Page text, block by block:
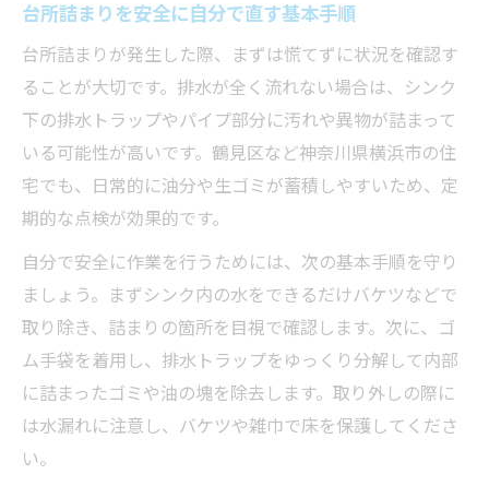
台所詰まりを安全に自分で直す基本手順
台所詰まりが発生した際、まずは慌てずに状況を確認す
ることが大切です。排水が全く流れない場合は、シンク
下の排水トラップやパイプ部分に汚れや異物が詰まって
いる可能性が高いです。鶴見区など神奈川県横浜市の住
宅でも、日常的に油分や生ゴミが蓄積しやすいため、定
期的な点検が効果的です。
自分で安全に作業を行うためには、次の基本手順を守り
ましょう。まずシンク内の水をできるだけバケツなどで
取り除き、詰まりの箇所を目視で確認します。次に、ゴ
ム手袋を着用し、排水トラップをゆっくり分解して内部
に詰まったゴミや油の塊を除去します。取り外しの際に
は水漏れに注意し、バケツや雑巾で床を保護してくださ
い。